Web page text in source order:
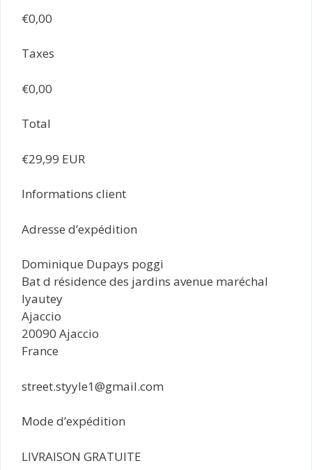
€0,00
Taxes
€0,00
Total
€29,99 EUR
Informations client
Adresse d’expédition
Dominique Dupays poggi
Bat d résidence des jardins avenue maréchal
lyautey
Ajaccio
20090 Ajaccio
France
street.styyle1@gmail.com
Mode d’expédition
LIVRAISON GRATUITE